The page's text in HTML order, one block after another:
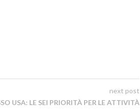
next post
USA: LE SEI PRIORITÀ PER LE ATTIVITÀ